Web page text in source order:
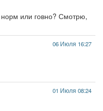
или говно? Смотрю,
06 Июля 16:27
01 Июля 08:24